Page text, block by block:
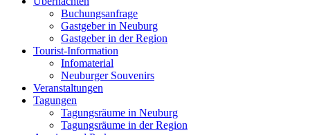
Buchungsanfrage
Gastgeber in Neuburg
Gastgeber in der Region
Tourist-Information
Infomaterial
Neuburger Souvenirs
Veranstaltungen
Tagungen
Tagungsräume in Neuburg
Tagungsräume in der Region